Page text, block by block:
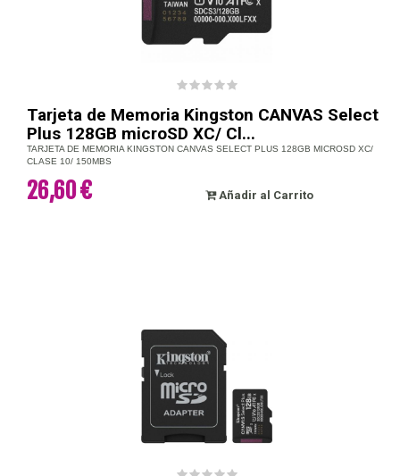
Tarjeta de Memoria Kingston CANVAS Select
Plus 128GB microSD XC/ Cl...
TARJETA DE MEMORIA KINGSTON CANVAS SELECT PLUS 128GB MICROSD XC/
CLASE 10/ 150MBS
26,60 € Añadir al Carrito